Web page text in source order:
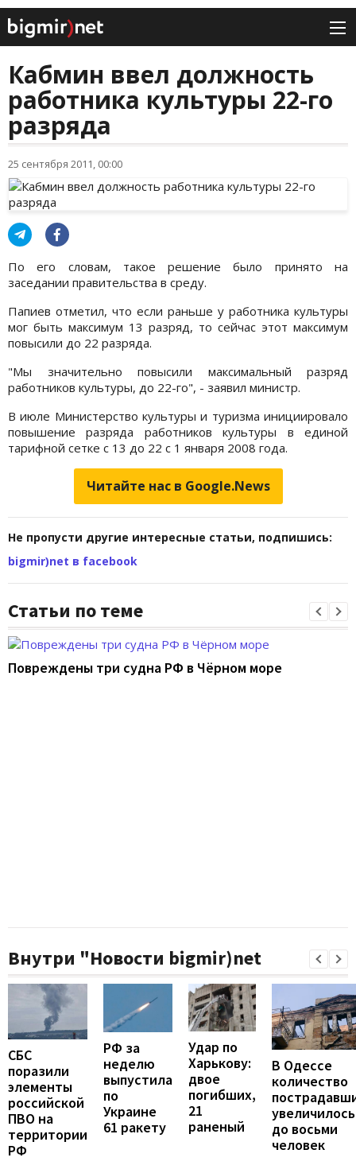
Кабмин ввел должность
работника культуры 22-го
разряда
25 сентября 2011, 00:00
По его словам, такое решение было принято на
заседании правительства в среду.
Папиев отметил, что если раньше у работника культуры
мог быть максимум 13 разряд, то сейчас этот максимум
повысили до 22 разряда.
"Мы значительно повысили максимальный разряд
работников культуры, до 22-го", - заявил министр.
В июле Министерство культуры и туризма инициировало
повышение разряда работников культуры в единой
тарифной сетке с 13 до 22 с 1 января 2008 года.
Читайте нас в Google.News
Не пропусти другие интересные статьи, подпишись:
bigmir)net в facebook
Статьи по теме
Повреждены три судна РФ в Чёрном море
Внутри "Новости bigmir)net
СБС
поразили
элементы
российской
ПВО на
территории
РФ
РФ за
неделю
выпустила
по
Украине
61 ракету
Удар по
Харькову:
двое
погибших,
21
раненый
В Одессе
количество
увеличилось
до восьми
человек